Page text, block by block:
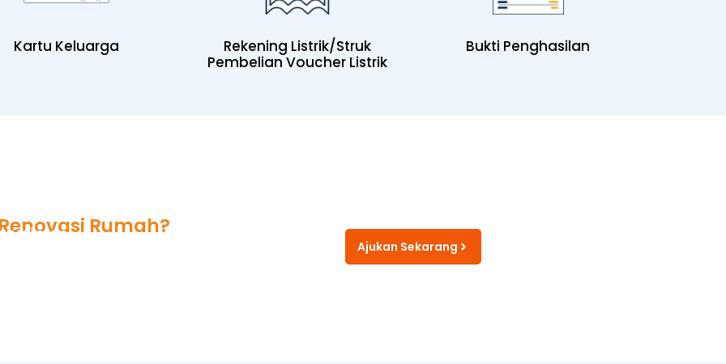
Kartu Keluarga
Rekening Listrik/Struk
Pembelian Voucher Listrik
Bukti Penghasilan
Renovasi Rumah?
Ajukan Sekarang